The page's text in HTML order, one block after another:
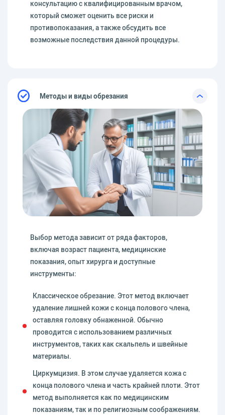
консультацию с квалифицированным врачом,
который сможет оценить все риски и
противопоказания, а также обсудить все
возможные последствия данной процедуры.
Методы и виды обрезания
Выбор метода зависит от ряда факторов,
включая возраст пациента, медицинские
показания, опыт хирурга и доступные
инструменты:
Классическое обрезание. Этот метод включает
удаление лишней кожи с конца полового члена,
оставляя головку обнаженной. Обычно
проводится с использованием различных
инструментов, таких как скальпель и швейные
материалы.
Циркумцизия. В этом случае удаляется кожа с
конца полового члена и часть крайней плоти. Этот
метод выполняется как по медицинским
показаниям, так и по религиозным соображениям.